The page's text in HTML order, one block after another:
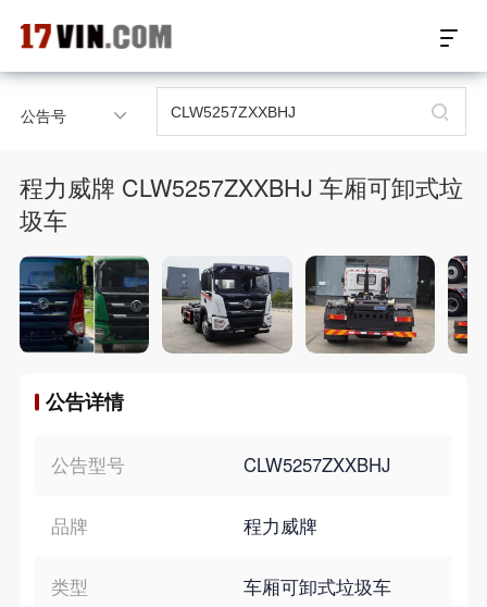
17VIN车架号查询首页
汽配产品车型适配
汽配产品电子目录
关于我们
公告号
程力威牌 CLW5257ZXXBHJ 车厢可卸式垃
圾车
公告详情
公告型号 CLW5257ZXXBHJ
品牌 程力威牌
类型 车厢可卸式垃圾车